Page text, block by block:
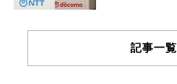
記事一覧